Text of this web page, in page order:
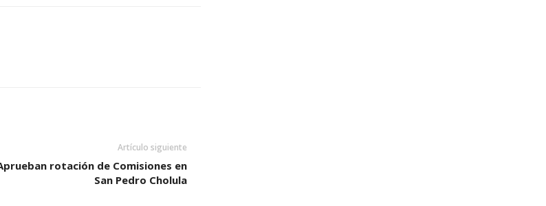
Artículo siguiente
rotación de Comisiones en
San Pedro Cholula